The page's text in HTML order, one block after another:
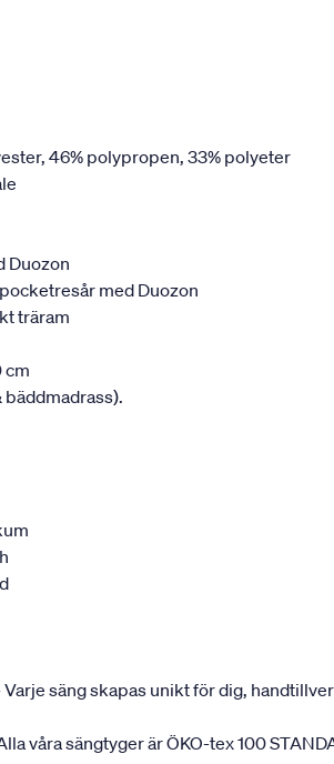
46% polypropen, 33% polyeter
Duozon
med Duozon
träram
cm
bäddmadrass).
Varje säng skapas unikt för dig,
våra sängtyger är ÖKO-tex 100